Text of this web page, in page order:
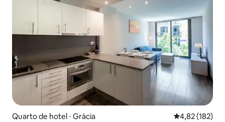
Quarto de hotel ⋅ Gràcia 4,82 de uma
4,82 (182)